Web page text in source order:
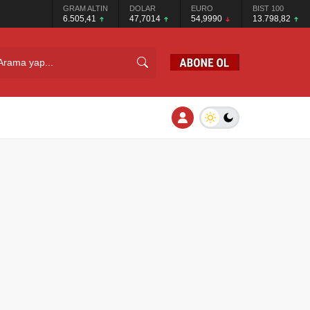
GRAM ALTIN
6.505,41
DOLAR
47,7014
EURO
54,9990
BIST 100
13.798,82